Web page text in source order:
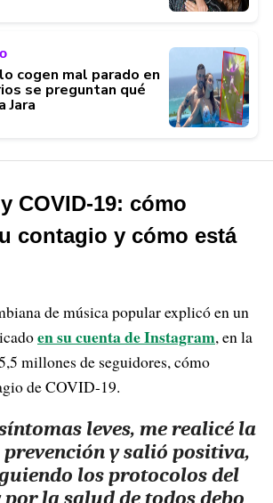
cogen mal parado en
se preguntan qué
Jara
COVID-19: cómo
contagio y cómo está
de música popular explicó en un
en su cuenta de Instagram, en la
millones de seguidores, cómo
de COVID-19.
leves, me realicé la
y salió positiva,
los protocolos del
por la salud de todos debo